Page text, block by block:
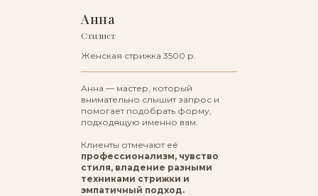
Анна
Стилист
Женская стрижка 3500 р.
Анна — мастер, который
внимательно слышит запрос и
помогает подобрать форму,
подходящую именно вам.
Клиенты отмечают её
профессионализм, чувство
стиля, владение разными
техниками стрижки и
эмпатичный подход.